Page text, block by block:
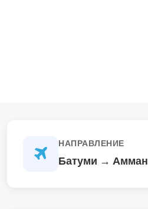
НАПРАВЛЕНИЕ
Батуми → Амман